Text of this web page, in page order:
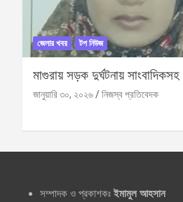
জেলার খবর টপ নিউজ
মাগুরায় সড়ক দুর্ঘটনায়
জানুয়ারি ৩০, ২০২৬ নিজস্ব প্রতিবেদক
সম্পাদক ও প্রকাশকঃ ইমামুল আহসান